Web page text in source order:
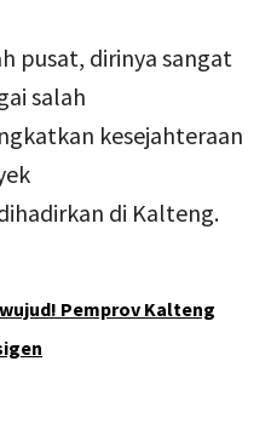
pusat, dirinya sangat
salah
kesejahteraan
di Kalteng.
Pemprov Kalteng